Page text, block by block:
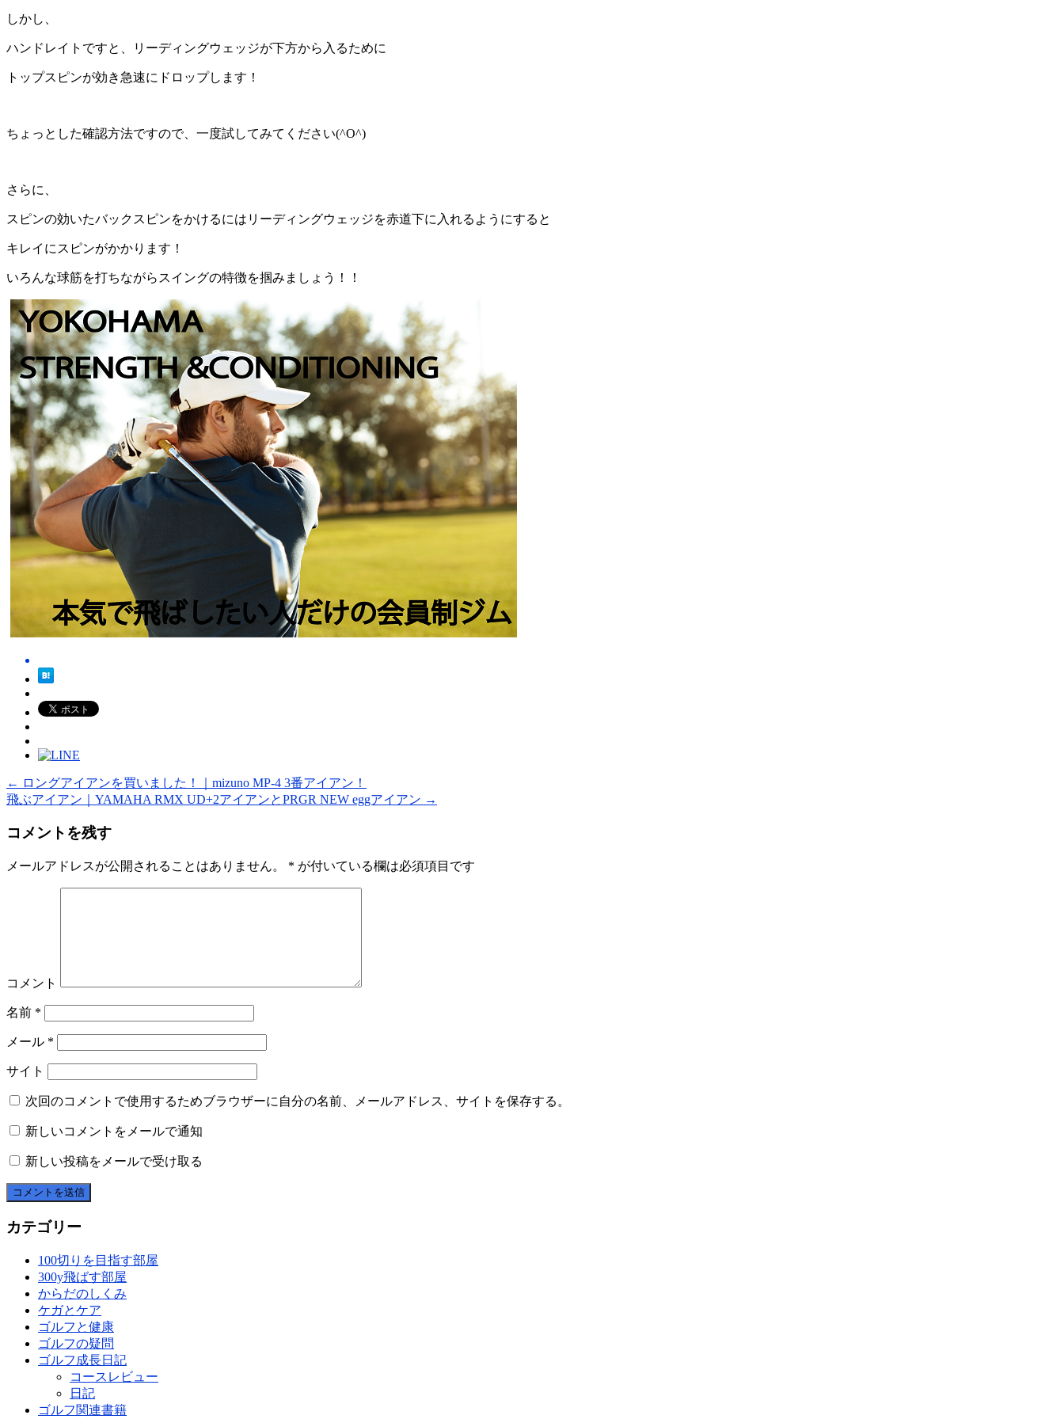
しかし、
ハンドレイトですと、リーディングウェッジが下方から入るために
トップスピンが効き急速にドロップします！
ちょっとした確認方法ですので、一度試してみてください(^O^)
さらに、
スピンの効いたバックスピンをかけるにはリーディングウェッジを赤道下に入れるようにすると
キレイにスピンがかかります！
いろんな球筋を打ちながらスイングの特徴を掴みましょう！！
← ロングアイアンを買いました！｜mizuno MP-4 3番アイアン！
飛ぶアイアン｜YAMAHA RMX UD+2アイアンとPRGR NEW eggアイアン →
コメントを残す
メールアドレスが公開されることはありません。 * が付いている欄は必須項目です
コメント
名前 *
メール *
サイト
次回のコメントで使用するためブラウザーに自分の名前、メールアドレス、サイトを保存する。
新しいコメントをメールで通知
新しい投稿をメールで受け取る
カテゴリー
100切りを目指す部屋
300y飛ばす部屋
からだのしくみ
ケガとケア
ゴルフと健康
ゴルフの疑問
ゴルフ成長日記
コースレビュー
日記
ゴルフ関連書籍